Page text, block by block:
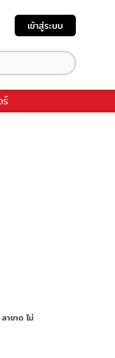
เข้าสู่ระบบ
ร์
าขาด ไม่